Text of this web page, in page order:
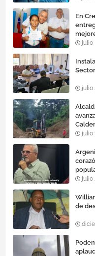
En
2022
julio
julio
julio
julio
William Páez:
de